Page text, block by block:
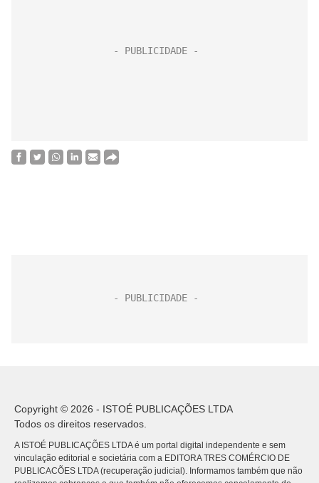
Copyright © 2026 - ISTOÉ PUBLICAÇÕES LTDA
Todos os direitos reservados.
A ISTOÉ PUBLICAÇÕES LTDA é um portal digital independente e sem
vinculação editorial e societária com a EDITORA TRES COMÉRCIO DE
PUBLICACÕES LTDA (recuperação judicial). Informamos também que não